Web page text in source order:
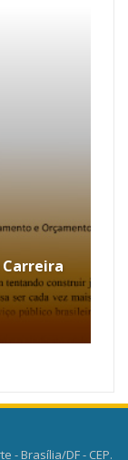
Carreira
- Brasília/DF - CEP.